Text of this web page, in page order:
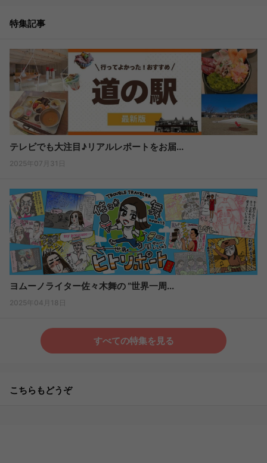
特集記事
テレビでも大注目♪リアルレポートをお届...
2025年07月31日
ヨムーノライター佐々木舞の “世界一周...
2025年04月18日
すべての特集を見る
こちらもどうぞ